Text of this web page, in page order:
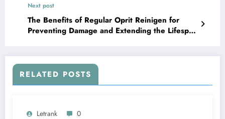
Next post
The Benefits of Regular Oprit Reinigen for
Preventing Damage and Extending the Lifespan
RELATED POSTS
Letrank 0